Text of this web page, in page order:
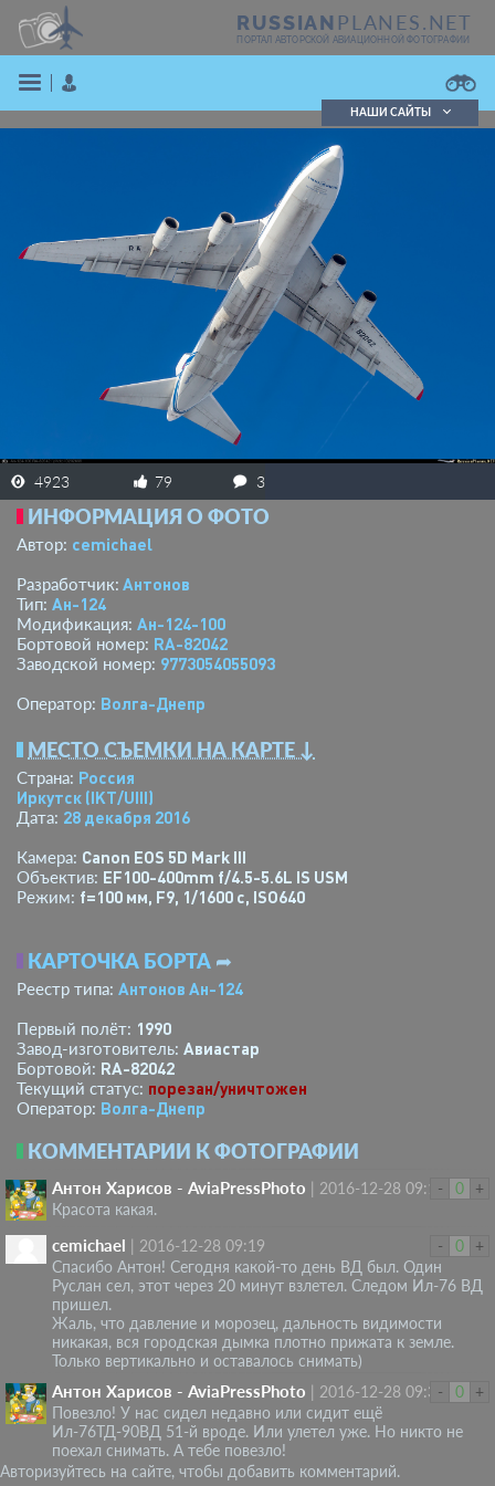
RUSSIAN PLANES.NET
ПОРТАЛ АВТОРСКОЙ АВИАЦИОННОЙ ФОТОГРАФИИ
ВОЙТИ
ЗАРЕГИСТРИРОВАТЬСЯ
Подробно
НАШИ САЙТЫ
4923 79 3
ИНФОРМАЦИЯ О ФОТО
Автор: cemichael
Разработчик: Антонов
Тип: Ан-124
Модификация: Ан-124-100
Бортовой номер: RA-82042
Заводской номер: 9773054055093
Оператор: Волга-Днепр
МЕСТО СЪЕМКИ НА КАРТЕ ↓
Страна: Россия
Иркутск (IKT/UIII)
Дата: 28 декабря 2016
Камера: Canon EOS 5D Mark III
Объектив: EF100-400mm f/4.5-5.6L IS USM
Режим: f=100 мм, F9, 1/1600 с, ISO640
КАРТОЧКА БОРТА ➦
Реестр типа: Антонов Ан-124
Первый полёт: 1990
Завод-изготовитель: Авиастар
Бортовой: RA-82042
Текущий статус: порезан/уничтожен
Оператор: Волга-Днепр
КОММЕНТАРИИ К ФОТОГРАФИИ
- 0 +
Антон Харисов - AviaPressPhoto
2016-12-28 09:10
Красота какая.
-
0 +
cemichael
2016-12-28 09:19
Спасибо Антон! Сегодня какой-то день ВД был. Один
Руслан сел, этот через 20 минут взлетел. Следом Ил-76 ВД
пришел.
Жаль, что давление и морозец, дальность видимости
никакая, вся городская дымка плотно прижата к земле.
Только вертикально и оставалось снимать)
-
0 +
Антон Харисов - AviaPressPhoto
2016-12-28 09:38
Повезло! У нас сидел недавно или сидит ещё
Ил-76ТД-90ВД 51-й вроде. Или улетел уже. Но никто не
поехал снимать. А тебе повезло!
Авторизуйтесь на сайте, чтобы добавить комментарий.